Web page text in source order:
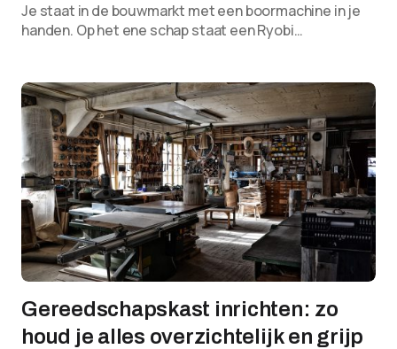
Je staat in de bouwmarkt met een boormachine in je
handen. Op het ene schap staat een Ryobi…
Gereedschapskast inrichten: zo
houd je alles overzichtelijk en grijp